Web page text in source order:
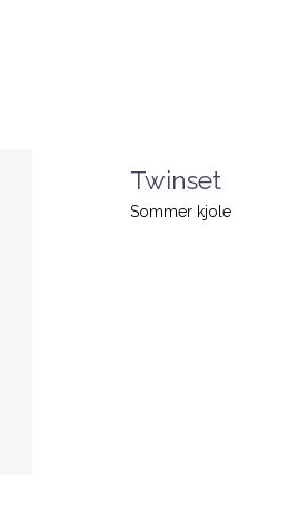
Twinset
Sommer kjole